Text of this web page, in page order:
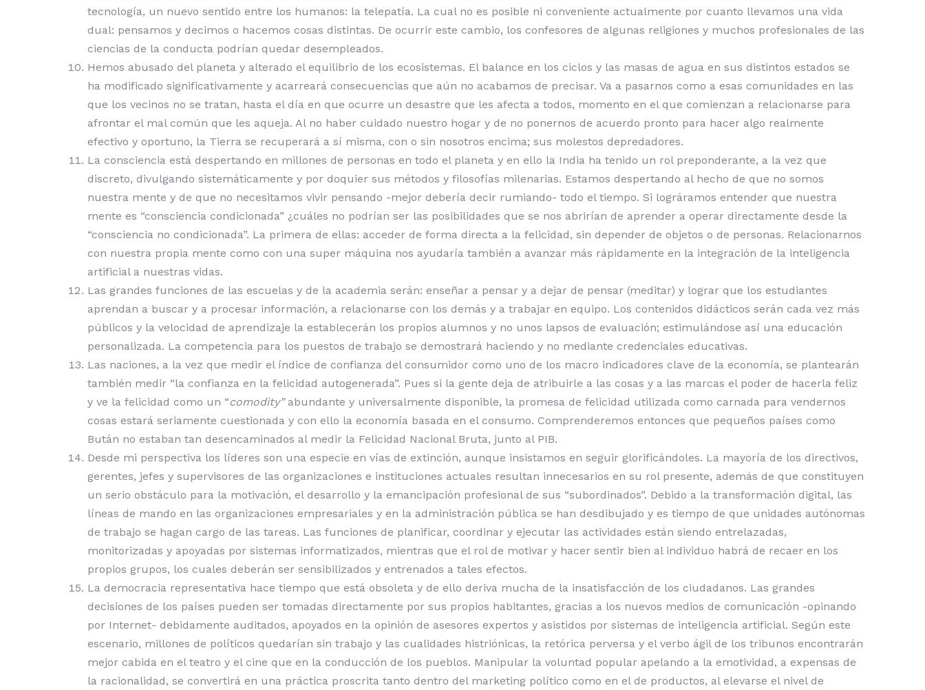
tecnología, un nuevo sentido entre los humanos: la telepatía. La cual no es posible ni conveniente actualmente por cuanto llevamos una vida
dual: pensamos y decimos o hacemos cosas distintas. De ocurrir este cambio, los confesores de algunas religiones y muchos profesionales de las
ciencias de la conducta podrían quedar desempleados.
Hemos abusado del planeta y alterado el equilibrio de los ecosistemas. El balance en los ciclos y las masas de agua en sus distintos estados se
ha modificado significativamente y acarreará consecuencias que aún no acabamos de precisar. Va a pasarnos como a esas comunidades en las
que los vecinos no se tratan, hasta el día en que ocurre un desastre que les afecta a todos, momento en el que comienzan a relacionarse para
afrontar el mal común que les aqueja. Al no haber cuidado nuestro hogar y de no ponernos de acuerdo pronto para hacer algo realmente
efectivo y oportuno, la Tierra se recuperará a sí misma, con o sin nosotros encima; sus molestos depredadores.
La consciencia está despertando en millones de personas en todo el planeta y en ello la India ha tenido un rol preponderante, a la vez que
discreto, divulgando sistemáticamente y por doquier sus métodos y filosofías milenarias. Estamos despertando al hecho de que no somos
nuestra mente y de que no necesitamos vivir pensando -mejor debería decir rumiando- todo el tiempo. Si lográramos entender que nuestra
mente es “consciencia condicionada” ¿cuáles no podrían ser las posibilidades que se nos abrirían de aprender a operar directamente desde la
“consciencia no condicionada”. La primera de ellas: acceder de forma directa a la felicidad, sin depender de objetos o de personas. Relacionarnos
con nuestra propia mente como con una super máquina nos ayudaría también a avanzar más rápidamente en la integración de la inteligencia
artificial a nuestras vidas.
Las grandes funciones de las escuelas y de la academia serán: enseñar a pensar y a dejar de pensar (meditar) y lograr que los estudiantes
aprendan a buscar y a procesar información, a relacionarse con los demás y a trabajar en equipo. Los contenidos didácticos serán cada vez más
públicos y la velocidad de aprendizaje la establecerán los propios alumnos y no unos lapsos de evaluación; estimulándose así una educación
personalizada. La competencia para los puestos de trabajo se demostrará haciendo y no mediante credenciales educativas.
Las naciones, a la vez que medir el índice de confianza del consumidor como uno de los macro indicadores clave de la economía, se plantearán
también medir “la confianza en la felicidad autogenerada”. Pues si la gente deja de atribuirle a las cosas y a las marcas el poder de hacerla feliz
y ve la felicidad como un “comodity”abundante y universalmente disponible, la promesa de felicidad utilizada como carnada para vendernos
cosas estará seriamente cuestionada y con ello la economía basada en el consumo. Comprenderemos entonces que pequeños países como
Bután no estaban tan desencaminados al medir la Felicidad Nacional Bruta, junto al PIB.
Desde mi perspectiva los líderes son una especie en vías de extinción, aunque insistamos en seguir glorificándoles. La mayoría de los directivos,
gerentes, jefes y supervisores de las organizaciones e instituciones actuales resultan innecesarios en su rol presente, además de que constituyen
un serio obstáculo para la motivación, el desarrollo y la emancipación profesional de sus “subordinados”. Debido a la transformación digital, las
líneas de mando en las organizaciones empresariales y en la administración pública se han desdibujado y es tiempo de que unidades autónomas
de trabajo se hagan cargo de las tareas. Las funciones de planificar, coordinar y ejecutar las actividades están siendo entrelazadas,
monitorizadas y apoyadas por sistemas informatizados, mientras que el rol de motivar y hacer sentir bien al individuo habrá de recaer en los
propios grupos, los cuales deberán ser sensibilizados y entrenados a tales efectos.
La democracia representativa hace tiempo que está obsoleta y de ello deriva mucha de la insatisfacción de los ciudadanos. Las grandes
decisiones de los países pueden ser tomadas directamente por sus propios habitantes, gracias a los nuevos medios de comunicación -opinando
por Internet- debidamente auditados, apoyados en la opinión de asesores expertos y asistidos por sistemas de inteligencia artificial. Según este
escenario, millones de políticos quedarían sin trabajo y las cualidades histriónicas, la retórica perversa y el verbo ágil de los tribunos encontrarán
mejor cabida en el teatro y el cine que en la conducción de los pueblos. Manipular la voluntad popular apelando a la emotividad, a expensas de
la racionalidad, se convertirá en una práctica proscrita tanto dentro del marketing político como en el de productos, al elevarse el nivel de